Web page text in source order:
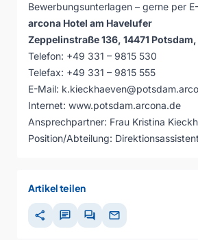
Bewerbungsunterlagen – gerne per
arcona Hotel am Havelufer
Zeppelinstraße 136, 14471
Telefon: +49 331 – 9815 530
Telefax: +49 331 – 9815 555
E-Mail:
Internet: www.potsdam.arcona.de
Ansprechpartner: Frau Kristina
Position/Abteilung:
Artikel teilen
share chat forum mail